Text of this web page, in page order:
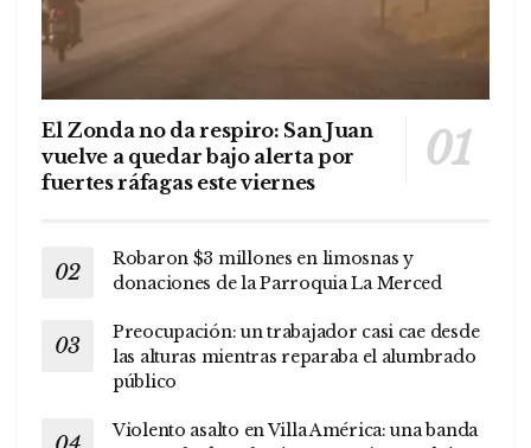
El Zonda no da respiro: San Juan
vuelve a quedar bajo alerta por
fuertes ráfagas este viernes
Robaron $3 millones en limosnas y
donaciones de la Parroquia La Merced
Preocupación: un trabajador casi cae desde
las alturas mientras reparaba el alumbrado
público
Violento asalto en Villa América: una banda